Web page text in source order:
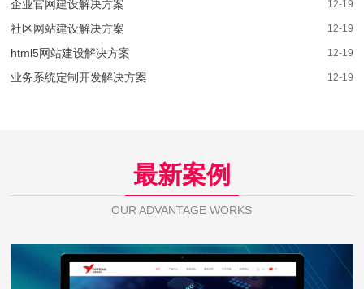
企业官网建设解决方案 12-19
社区网站建设解决方案 12-19
html5网站建设解决方案 12-19
业务系统定制开发解决方案 12-19
最新案例
OUR ADVANTAGE WORKS
芯佰微电子